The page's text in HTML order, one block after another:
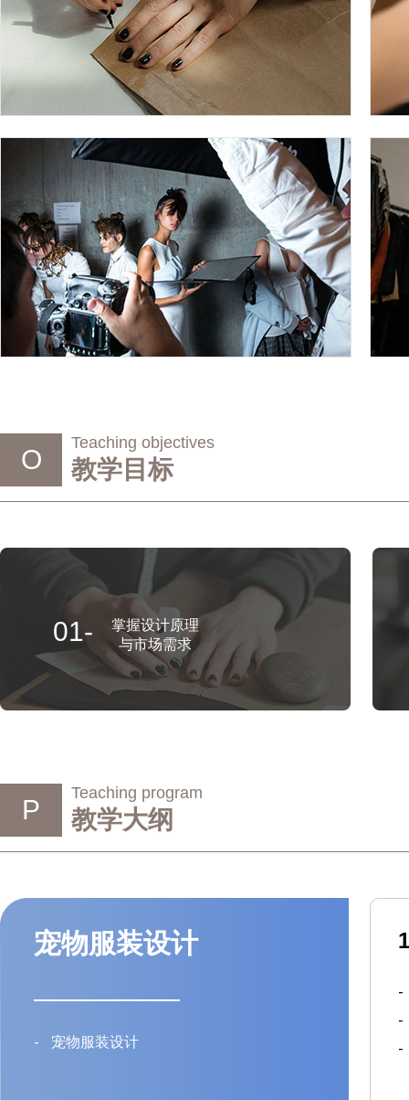
O
Teaching objectives
教学目标
01-
掌握设计原理
与市场需求
P
Teaching program
教学大纲
宠物服装设计
- 宠物服装设计
-
-
-